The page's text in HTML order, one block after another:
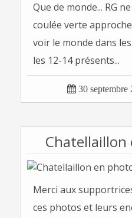
Que de monde... RG
coulée verte
voir le monde dans
les 12-14 présents...
 30 septembre
Chatellaillon
Merci aux
ces photos et leurs